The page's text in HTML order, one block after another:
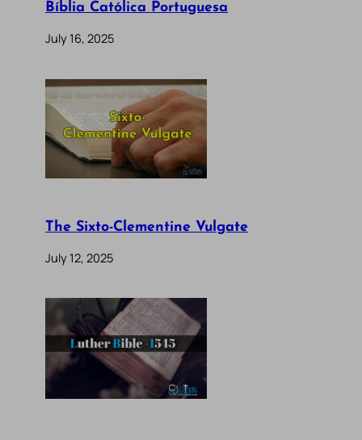
Bíblia Católica Portuguesa
July 16, 2025
The Sixto-Clementine Vulgate
July 12, 2025